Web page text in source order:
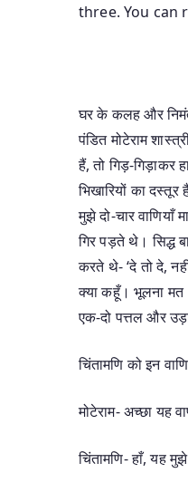
three. You can
घर के कलह और
पंडित मोटेराम
हैं, तो गिड़-गिड़ाकर
भिखारियों का
मुझे दो-चार
गिर पड़ते थे। सिद्ध
करते थे- ‘दे तो दे,
क्या कहूँ। भूलना
एक-दो पत्तल और
चिंतामणि को इन
मोटेराम- अच्छा यह
चिंतामणि- हाँ, यह